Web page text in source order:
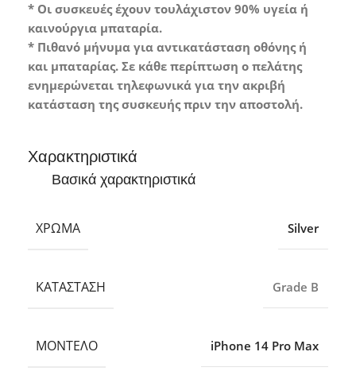
* Οι συσκευές έχουν τουλάχιστον 90% υγεία ή
καινούργια μπαταρία.
* Πιθανό μήνυμα για αντικατάσταση οθόνης ή
και μπαταρίας. Σε κάθε περίπτωση ο πελάτης
ενημερώνεται τηλεφωνικά για την ακριβή
κατάσταση της συσκευής πριν την αποστολή.
Χαρακτηριστικά
Βασικά χαρακτηριστικά
ΧΡΏΜΑ Silver
ΚΑΤΆΣΤΑΣΗ Grade B
ΜΟΝΤΈΛΟ iPhone 14 Pro Max